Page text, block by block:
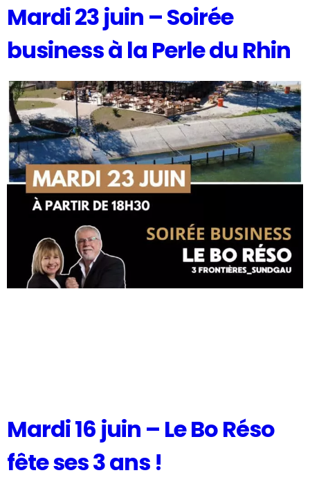
Mardi 23 juin – Soirée
business à la Perle du Rhin
Mardi 16 juin – Le Bo Réso
fête ses 3 ans !